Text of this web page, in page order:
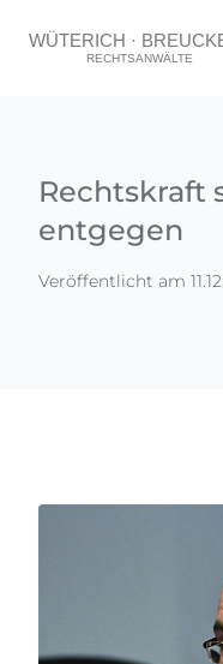
Rechtskraft
entgegen
Veröffentlicht am